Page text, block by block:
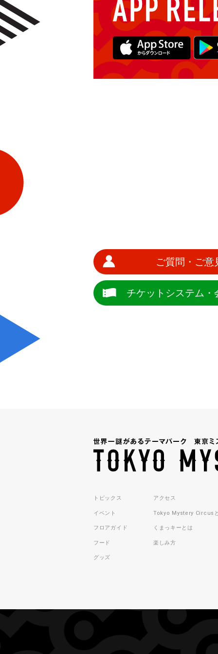
ご質問・ご意
チケットシステム
トピックス
イベント
フロアガイド
フード
グッズ
アクセス
Tokyo Mystery Circus
くまっキーとは
楽しみ方